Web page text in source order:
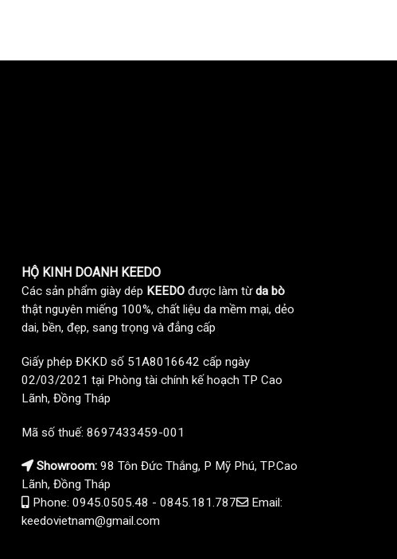
HỘ KINH DOANH KEEDO
Các sản phẩm giày dép KEEDO được làm từda bò
thật nguyên miếng 100%, chất liệu da mềm mại, dẻo
dai, bền, đẹp, sang trọng và đẳng cấp
Giấy phép ĐKKD số 51A8016642 cấp ngày
02/03/2021 tại Phòng tài chính kế hoạch TP Cao
Lãnh, Đồng Tháp
Mã số thuế: 8697433459-001
Showroom: 98 Tôn Đức Thắng, P Mỹ Phú, TP.Cao
Lãnh, Đồng Tháp
Phone: 0945.0505.48 - 0845.181.787
Email:
keedovietnam@gmail.com